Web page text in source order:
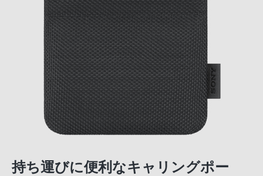
持ち運びに便利なキャリングポー